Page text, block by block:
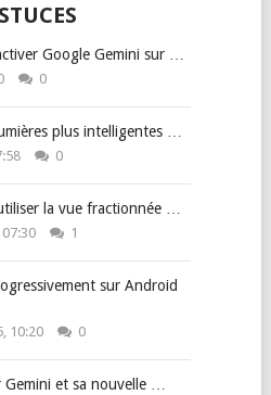
Google Gemini sur …
0
plus intelligentes …
0
la vue fractionnée …
1
sur Android
10:20 0
et sa nouvelle …